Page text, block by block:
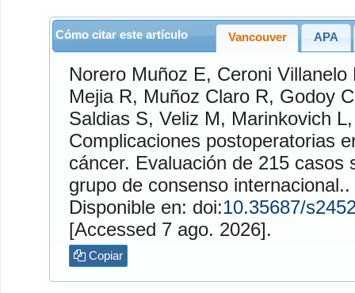
Cómo citar este artículo Vancouver APA
Norero Muñoz E, Ceroni Villanelo
MejiaR, Muñoz ClaroR, Godoy
SaldiasS, Veliz M, Marinkovich
Complicaciones postoperatorias
cáncer. Evaluación de 215 casos
grupo de consenso internacional..
Disponible en: doi:10.35687/
[Accessed 7 ago. 2026].
Copiar